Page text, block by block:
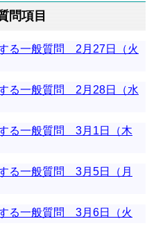
問項目
る一般質問 2月27日（火
る一般質問 2月28日（水
る一般質問 3月1日（木
る一般質問 3月5日（月
る一般質問 3月6日（火